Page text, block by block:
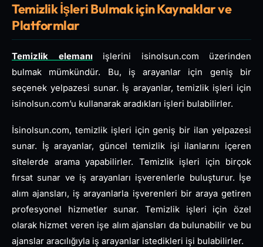
Temizlik İşleri Bulmak için Kaynaklar ve
Platformlar
Temizlik elemanı işlerini isinolsun.com üzerinden
bulmak mümkündür. Bu, iş arayanlar için geniş bir
seçenek yelpazesi sunar. İş arayanlar, temizlik işleri için
isinolsun.com’u kullanarak aradıkları işleri bulabilirler.
İsinolsun.com, temizlik işleri için geniş bir ilan yelpazesi
sunar. İş arayanlar, güncel temizlik işi ilanlarını içeren
sitelerde arama yapabilirler. Temizlik işleri için birçok
fırsat sunar ve iş arayanları işverenlerle buluşturur. İşe
alım ajansları, iş arayanlarla işverenleri bir araya getiren
profesyonel hizmetler sunar. Temizlik işleri için özel
olarak hizmet veren işe alım ajansları da bulunabilir ve bu
ajanslar aracılığıyla iş arayanlar istedikleri işi bulabilirler.